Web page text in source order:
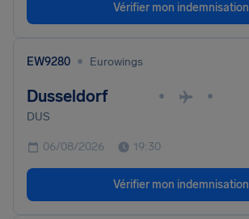
Vérifier mon indemnisation
EW9280 • Eurowings
Dusseldorf • •
DUS
06/08/2026 19:30
Vérifier mon indemnisation